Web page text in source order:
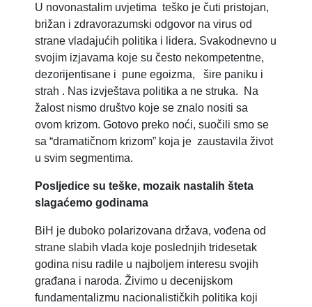
U novonastalim uvjetima teško je čuti pristojan,
brižan i zdravorazumski odgovor na virus od
strane vladajućih politika i lidera. Svakodnevno u
svojim izjavama koje su često nekompetentne,
dezorijentisane i pune egoizma, šire paniku i
strah . Nas izvještava politika a ne struka. Na
žalost nismo društvo koje se znalo nositi sa
ovom krizom. Gotovo preko noći, suočili smo se
sa “dramatičnom krizom” koja je zaustavila život
u svim segmentima.
Posljedice su teške, mozaik nastalih šteta
slagaćemo godinama
BiH je duboko polarizovana država, vođena od
strane slabih vlada koje poslednjih tridesetak
godina nisu radile u najboljem interesu svojih
građana i naroda. Živimo u decenijskom
fundamentalizmu nacionalističkih politika koji